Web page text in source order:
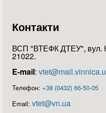
Контакти
ВСП "ВТЕФК ДТЕУ", вул.
21022.
E-mail:
Телефон: +38 (0432) 66-50-05
Email: vtet@vn.ua